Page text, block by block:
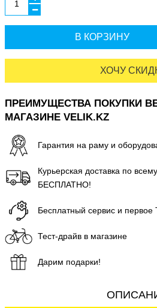
В КОРЗИНУ
ХОЧУ
ПРЕИМУЩЕСТВА ПОКУПКИ
МАГАЗИНЕ VELIK.KZ
Гарантия на раму и
Курьерская доставка по
БЕСПЛАТНО!
Бесплатный сервис и первое
Тест-драйв в магазине
Дарим подарки!